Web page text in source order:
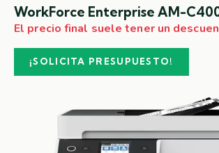
WorkForce Enterprise​ AM-
El precio final suele tener un
¡SOLICITA PRESUPUESTO!